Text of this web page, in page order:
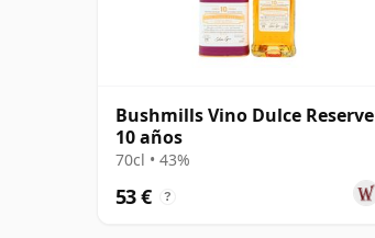
Bushmills Vino Dulce Reserve
10 años
70cl • 43%
53 € ?